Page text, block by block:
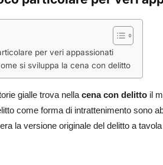
per veri appassionati
si sviluppa la cena con delitto
gialle trova nella cena con delitto il
come forma di intrattenimento sono
la versione originale del delitto a